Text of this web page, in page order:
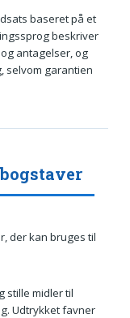
baseret på et
beskriver
antagelser, og
selvom garantien
der kan bruges til
stille midler til
Udtrykket favner